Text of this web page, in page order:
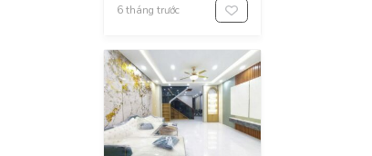
Nam
6 tháng trước